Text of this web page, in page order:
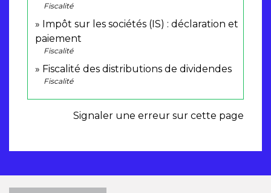
Fiscalité
Impôt sur les sociétés (IS) : déclaration et
paiement
Fiscalité
Fiscalité des distributions de dividendes
Fiscalité
Signaler une erreur sur cette page